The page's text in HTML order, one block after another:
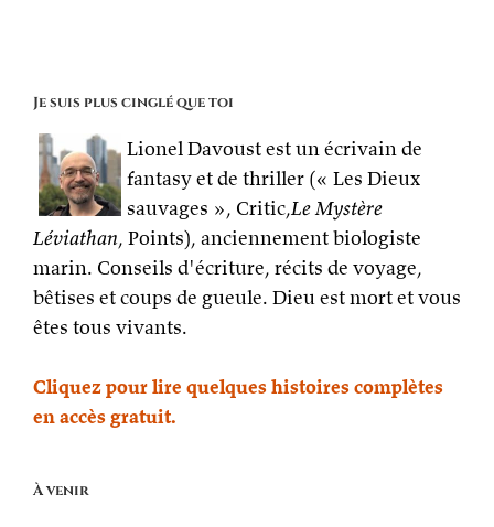
Je suis plus cinglé que toi
Lionel Davoust est un écrivain de
fantasy et de thriller (« Les Dieux
sauvages », Critic,Le Mystère
Léviathan, Points), anciennement biologiste
marin. Conseils d'écriture, récits de voyage,
bêtises et coups de gueule. Dieu est mort et vous
êtes tous vivants.
Cliquez pour lire quelques histoires complètes
en accès gratuit.
À venir